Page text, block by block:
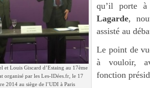
et Louis Giscard d’Estaing au 17ème
organisé par les Les-IDées.fr, le 17
2014 au siège de l’UDI à Paris
qu’il porte
Lagarde,
assisté au
Le point de
à vouloir,
fonction